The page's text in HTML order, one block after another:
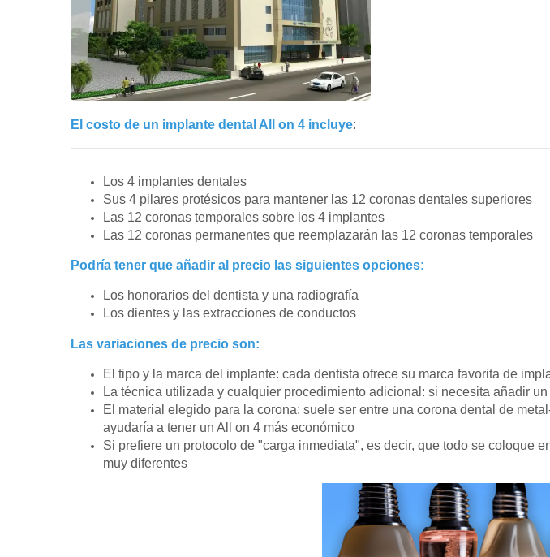
El costo de un implante dental All on 4 incluye:
Los 4 implantes dentales
Sus 4 pilares protésicos para mantener las 12 coronas dentales superiores
Las 12 coronas temporales sobre los 4 implantes
Las 12 coronas permanentes que reemplazarán las 12 coronas temporales
Podría tener que añadir al precio las siguientes opciones:
Los honorarios del dentista y una radiografía
Los dientes y las extracciones de conductos
Las variaciones de precio son:
El tipo y la marca del implante: cada dentista ofrece su marca favorita de
La técnica utilizada y cualquier procedimiento adicional: si necesita añadir
El material elegido para la corona: suele ser entre una corona dental de
ayudaría a tener un All on 4 más económico
Si prefiere un protocolo de "carga inmediata", es decir, que todo se coloque
muy diferentes